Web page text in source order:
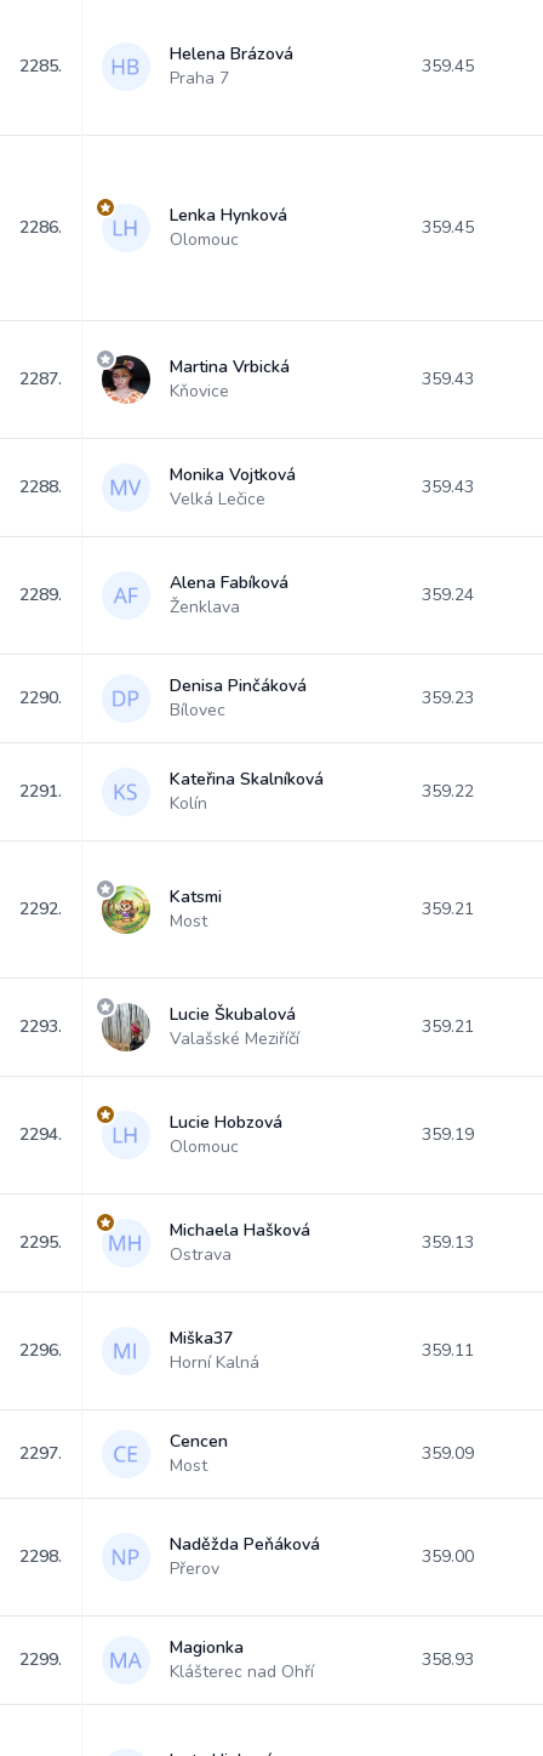
2285.
Helena Brázová
Praha 7
359.45
2286.
Lenka Hynková
Olomouc
359.45
2287.
Martina Vrbická
Kňovice
359.43
2288.
Monika Vojtková
Velká Lečice
359.43
2289.
Alena Fabíková
Ženklava
359.24
2290.
Denisa Pinčáková
Bílovec
359.23
2291.
Kateřina Skalníková
Kolín
359.22
2292.
Katsmi
Most
359.21
2293.
Lucie Škubalová
Valašské Meziříčí
359.21
2294.
Lucie Hobzová
Olomouc
359.19
2295.
Michaela Hašková
Ostrava
359.13
2296.
Miška37
Horní Kalná
359.11
2297.
Cencen
Most
359.09
2298.
Naděžda Peňáková
Přerov
359.00
2299.
Magionka
Klášterec nad Ohří
358.93